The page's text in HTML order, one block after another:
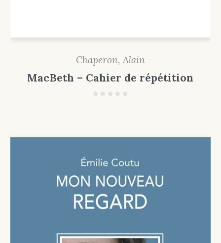
Chaperon, Alain
MacBeth – Cahier de répétition